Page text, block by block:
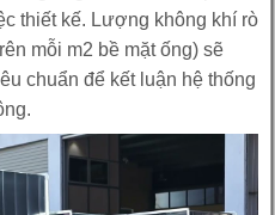
thiết kế. Lượng không khí rò
mỗi m2 bề mặt ống) sẽ
chuẩn để kết luận hệ thống